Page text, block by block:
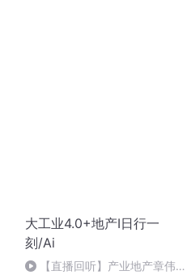
大工业4.0+地产I日行一
刻/Ai
【直播回听】产业地产章伟正